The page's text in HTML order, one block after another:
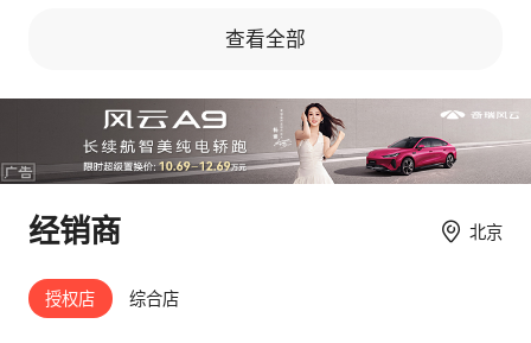
性价比突出，小缺点是高速风噪明显，轻微风噪
不影响日常，溜背后排头部对高个子不太友好。
购。 178cm，前排调好驾驶位，后排腿部两拳
余量，地板纯平，坐三个成年人不挤。最惊喜同
价位少见FSD可变阻尼悬架，过减速带、坑洼路
面颠簸过滤到位，高速变道车身不飘；搭配CST
防晕车电控，刹车不点头、起步不抬头，老人小
平大床，露营午休、装大件行李毫无压力。 标
查看全部
经销商 北京
授权店 综合店